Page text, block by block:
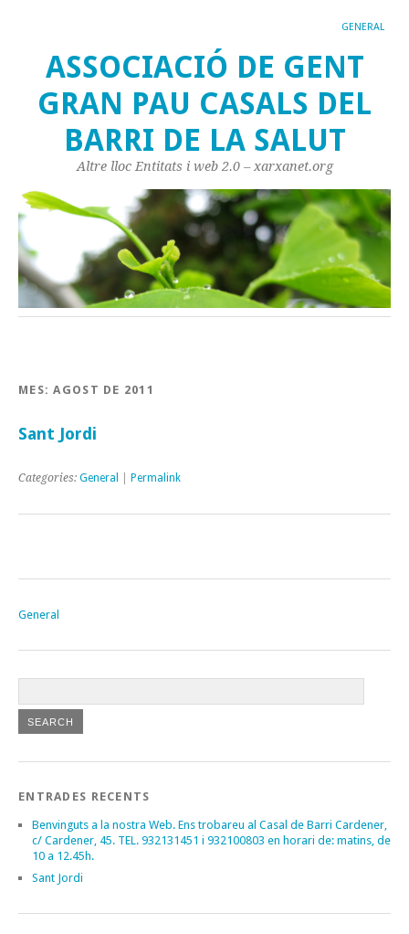
GENERAL
ASSOCIACIÓ DE GENT
GRAN PAU CASALS DEL
BARRI DE LA SALUT
Altre lloc Entitats i web 2.0 – xarxanet.org
MES:AGOST DE 2011
Sant Jordi
Categories: General Permalink
General
ENTRADES RECENTS
Benvinguts a la nostra Web. Ens trobareu al Casal de Barri Cardener,
c/ Cardener, 45. TEL. 932131451 i 932100803 en horari de: matins, de
10 a 12.45h.
Sant Jordi